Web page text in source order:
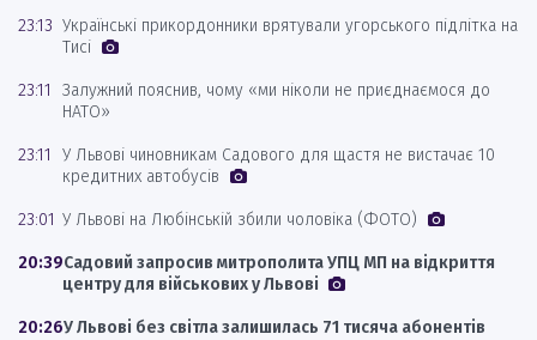
23:13 Українські прикордонники врятували угорського підлітка на
Тисі
23:11
Залужний пояснив, чому «ми ніколи не приєднаємося до
НАТО»
23:11
У Львові чиновникам Садового для щастя не вистачає 10
кредитних автобусів
23:01 У Львові на Любінській збили чоловіка (ФОТО)
20:39Садовий запросив митрополита УПЦ МП на відкриття
центру для військових у Львові
20:26У Львові без світла залишилась 71 тисяча абонентів